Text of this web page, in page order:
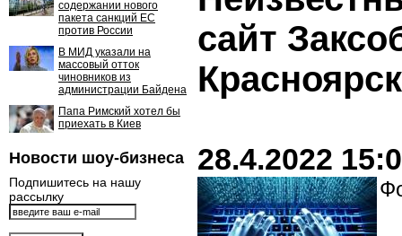
содержании нового
пакета санкций ЕС
против России
В МИД указали на
массовый отток
чиновников из
администрации Байдена
Папа Римский хотел бы
приехать в Киев
Новости шоу-бизнеса
Подпишитесь на нашу
рассылку
сайт
28.4.2022